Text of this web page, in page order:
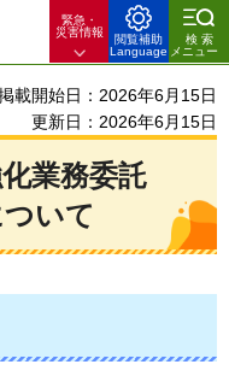
緊急・
災害情報
閲覧補助
Language
検索
メニュー
載開始日：2026年6月15日
更新日：2026年6月15日
業務委託
いて